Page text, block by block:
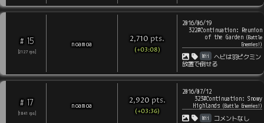
# 15
2127 rps
noamoa 2,710 pts.
(+03:08)
2016/06/19
322#Continuation: Reunion
of the Garden(Battle
Enemies!)
Wii
ヘビは羽ピクミン
放置で倒せる
# 17
1841 rps
noamoa 2,920 pts.
(+03:36)
2016/07/12
323#Continuation: Snowy
Highlands(Battle Enemies!)
Wii
コメントなし